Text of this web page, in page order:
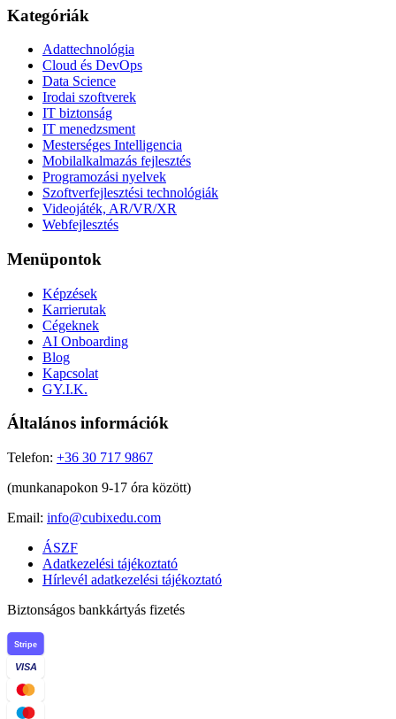
Kategóriák
Adattechnológia
Cloud és DevOps
Data Science
Irodai szoftverek
IT biztonság
IT menedzsment
Mesterséges Intelligencia
Mobilalkalmazás fejlesztés
Programozási nyelvek
Szoftverfejlesztési technológiák
Videojáték, AR/VR/XR
Webfejlesztés
Menüpontok
Képzések
Karrierutak
Cégeknek
AI Onboarding
Blog
Kapcsolat
GY.I.K.
Általános információk
Telefon: +36 30 717 9867
(munkanapokon 9-17 óra között)
Email: info@cubixedu.com
ÁSZF
Adatkezelési tájékoztató
Hírlevél adatkezelési tájékoztató
Biztonságos bankkártyás fizetés
Stripe
VISA